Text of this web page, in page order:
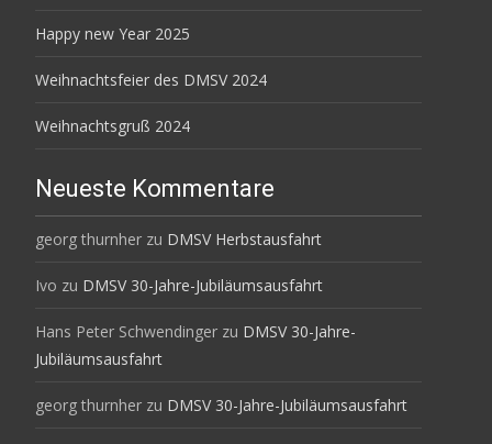
Happy new Year 2025
Weihnachtsfeier des DMSV 2024
Weihnachtsgruß 2024
Neueste Kommentare
georg thurnher zu DMSV Herbstausfahrt
Ivo zu DMSV 30-Jahre-Jubiläumsausfahrt
Hans Peter Schwendinger zu DMSV 30-Jahre-
Jubiläumsausfahrt
georg thurnher zu DMSV 30-Jahre-Jubiläumsausfahrt